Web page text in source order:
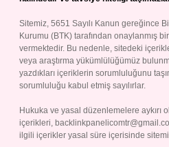
Sitemiz, 5651 Sayılı Kanun gereğince
Kurumu (BTK) tarafından onaylanmış
vermektedir. Bu nedenle, sitedeki
veya araştırma yükümlülüğümüz
yazdıkları içeriklerin sorumluluğunu
sorumluluğu kabul etmiş sayılırlar.
Hukuka ve yasal düzenlemelere aykırı
içerikleri,
ilgili içerikler yasal süre içerisinde